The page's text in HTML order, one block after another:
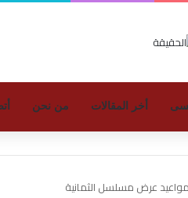
أخر المقالات من نحن
مواعيد عرض مسلسل الثمانية